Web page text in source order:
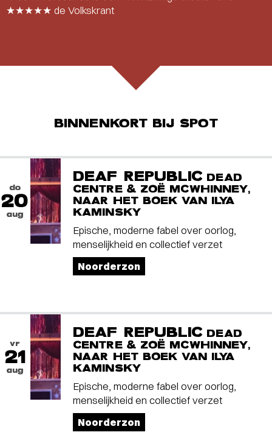
★★★★★ de Volkskrant
BINNENKORT BIJ SPOT
do
20
aug
DEAF REPUBLIC DEAD
CENTRE & ZOË MCWHINNEY,
NAAR HET BOEK VAN ILYA
KAMINSKY
Epische, moderne fabel over oorlog,
menselijkheid en collectief verzet
Noorderzon
vr
21
aug
DEAF REPUBLIC DEAD
CENTRE & ZOË MCWHINNEY,
NAAR HET BOEK VAN ILYA
KAMINSKY
Epische, moderne fabel over oorlog,
menselijkheid en collectief verzet
Noorderzon